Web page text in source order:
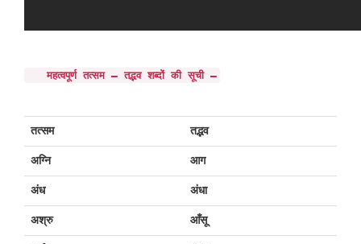
महत्वपूर्ण तत्सम – तद्भव शब्दों की सूची –
तत्सम तद्भव
अग्नि आग
अंध अंधा
अश्रु आँसू